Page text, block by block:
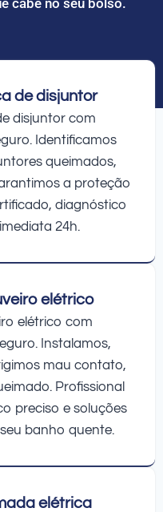
de disjuntor
disjuntor com
Identificamos
queimados,
a proteção
diagnóstico
24h.
elétrico
elétrico com
Instalamos,
mau contato,
Profissional
preciso e soluções
banho quente.
elétrica